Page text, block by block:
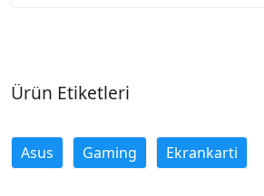
Ürün Etiketleri
Asus Gaming Ekrankarti